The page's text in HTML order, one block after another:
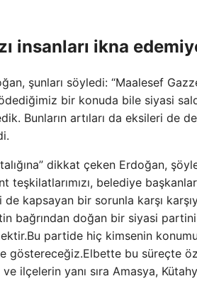
insanları ikna
şunları söyledi: “Maalesef
bir konuda bile siyasi
Bunların artıları da eksileri de
dikkat çeken Erdoğan,
teşkilatlarımızı, belediye
kapsayan bir sorunla karşı
bağrından doğan bir siyasi
partide hiç kimsenin
göstereceğiz.Elbette bu süreçte
ilçelerin yanı sıra Amasya,